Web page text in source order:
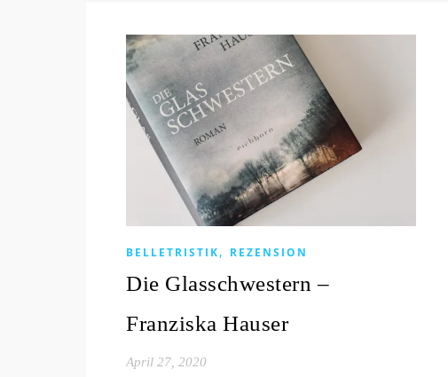
BELLETRISTIK, REZENSION
Die Glasschwestern –
Franziska Hauser
April 27, 2020